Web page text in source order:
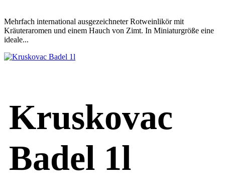
Mehrfach international ausgezeichneter Rotweinlikör mit
Kräuteraromen und einem Hauch von Zimt. In Miniaturgröße eine
ideale...
Kruskovac
Badel 1l